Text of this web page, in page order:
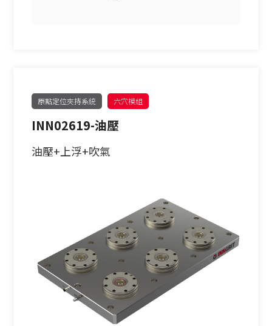
原點定位夾持系統 六穴模組
INN02619-油壓
油壓+上浮+吹氣